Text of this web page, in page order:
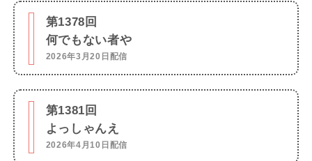
第1378回
何でもない者や
2026年3月20日配信
第1381回
よっしゃんえ
2026年4月10日配信